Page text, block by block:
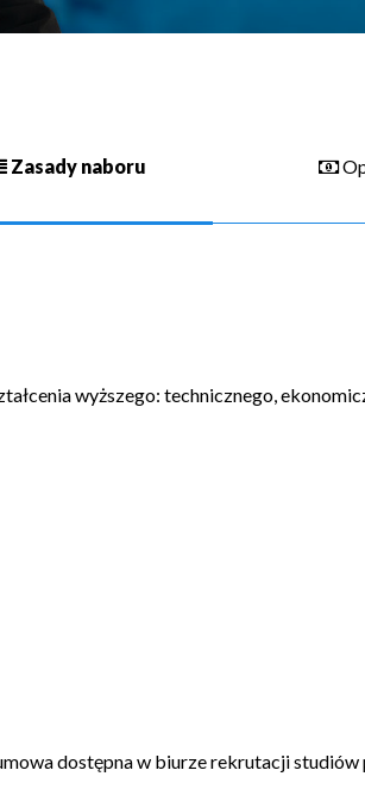
Zasady naboru
wyższego: technicznego,
dostępna w biurze rekrutacji